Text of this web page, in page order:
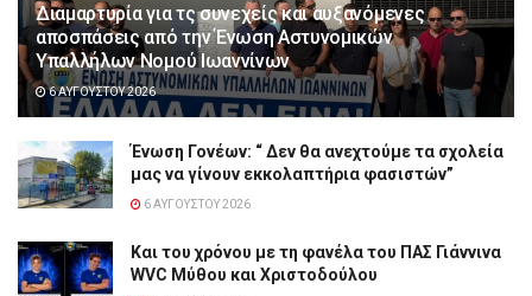
Διαμαρτυρία για τς συνεχείς και αυξανόμενες
αποσπάσεις από την Ένωση Αστυνομικών
Υπαλλήλων Νομού Ιωαννίνων
6 ΑΥΓΟΎΣΤΟΥ 2026
Ένωση Γονέων: “ Δεν θα ανεχτούμε τα σχολεία
μας να γίνουν εκκολαπτήρια φασιστών”
6 ΑΥΓΟΎΣΤΟΥ 2026
Και του χρόνου με τη φανέλα του ΠΑΣ Γιάννινα
WVC Μύθου και Χριστοδούλου